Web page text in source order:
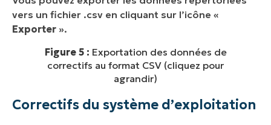
vers un fichier .csv en cliquant sur l’icône «
Exporter ».
Figure 5 : Exportation des données de
correctifs au format CSV (cliquez pour
agrandir)
Correctifs du système d’exploitation